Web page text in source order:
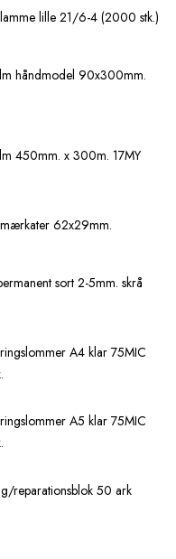
lille 21/6-4 (2000 stk.)
håndmodel 90x300mm.
450mm. x 300m. 17MY
62x29mm.
sort 2-5mm. skrå
A4 klar 75MIC
A5 klar 75MIC
reparationsblok 50 ark